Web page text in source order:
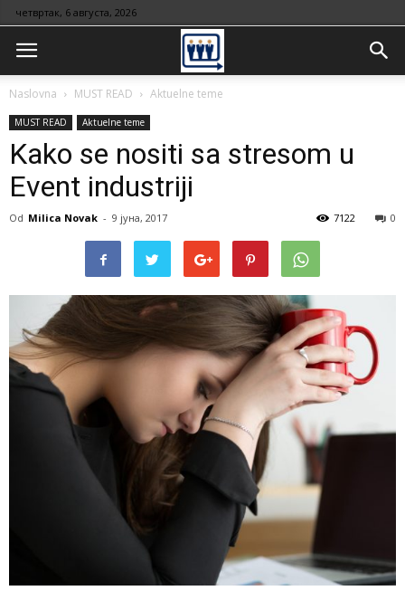
четвртак, 6 августа, 2026
Naslovna MUST READ Aktuelne teme
MUST READ Aktuelne teme
Kako se nositi sa stresom u
Event industriji
Od Milica Novak - 9 јуна, 2017 0
7122